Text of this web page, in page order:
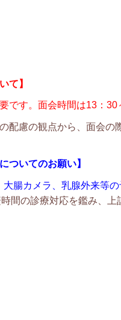
みなさまの健康づくり
たでもご参加いただけ
し込みも不要です。
病棟内ラウンジ
ひご参加ください。
ら。
て】
です。面会時間は13：30
配慮の観点から、面会の
ついてのお願い】
大腸カメラ、乳腺外来等
間の診療対応を鑑み、上